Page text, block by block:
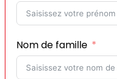
Nom de famille